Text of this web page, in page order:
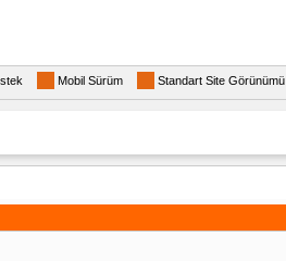
Mobil Sürüm Standart Site Görünümü